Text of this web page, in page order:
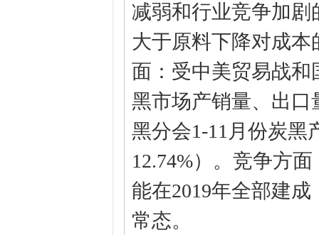
减弱和行业竞争加
大于原料下降对成
面：受中美贸易战
黑市场产销量、出
黑分会1-11月份炭黑
12.74%）。竞争方
能在2019年全部建
常态。